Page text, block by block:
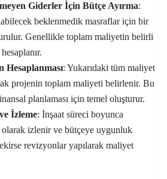
Giderler İçin Bütçe Ayırma:
beklenmedik masraflar için bir
Genellikle toplam maliyetin belirli
: Yukarıdaki tüm maliyet
projenin toplam maliyeti belirlenir. Bu
planlaması için temel oluşturur.
İzleme: İnşaat süreci boyunca
izlenir ve bütçeye uygunluk
revizyonlar yapılarak maliyet